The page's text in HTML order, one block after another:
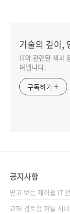
기술의 깊이,
IT와 관련된 책과
펴냅니다.
구독하기
공지사항
믿고 보는 제이펍 IT
교재 검토용 파일 서